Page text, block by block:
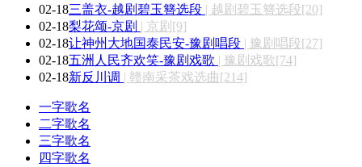
02-18三盖衣-越剧碧玉簪选段 | 越剧碧玉簪选段[20]
02-18梨花颂-京剧 | 京剧[9]
02-18让神州大地国泰民安-豫剧唱段 | 豫剧唱段[27]
02-18五洲人民齐欢笑-豫剧戏歌 | 豫剧戏歌[74]
02-18新反川调 | 赣南采茶戏选曲[214]
一字歌名
二字歌名
三字歌名
四字歌名